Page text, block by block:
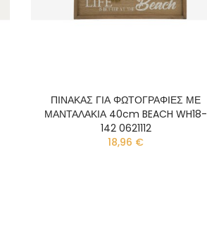
ΠΙΝΑΚΑΣ ΓΙΑ ΦΩΤΟΓΡΑΦΙΕΣ ΜΕ
ΜΑΝΤΑΛΑΚΙΑ 40cm BEACH WH18-
142 0621112
18,96 €